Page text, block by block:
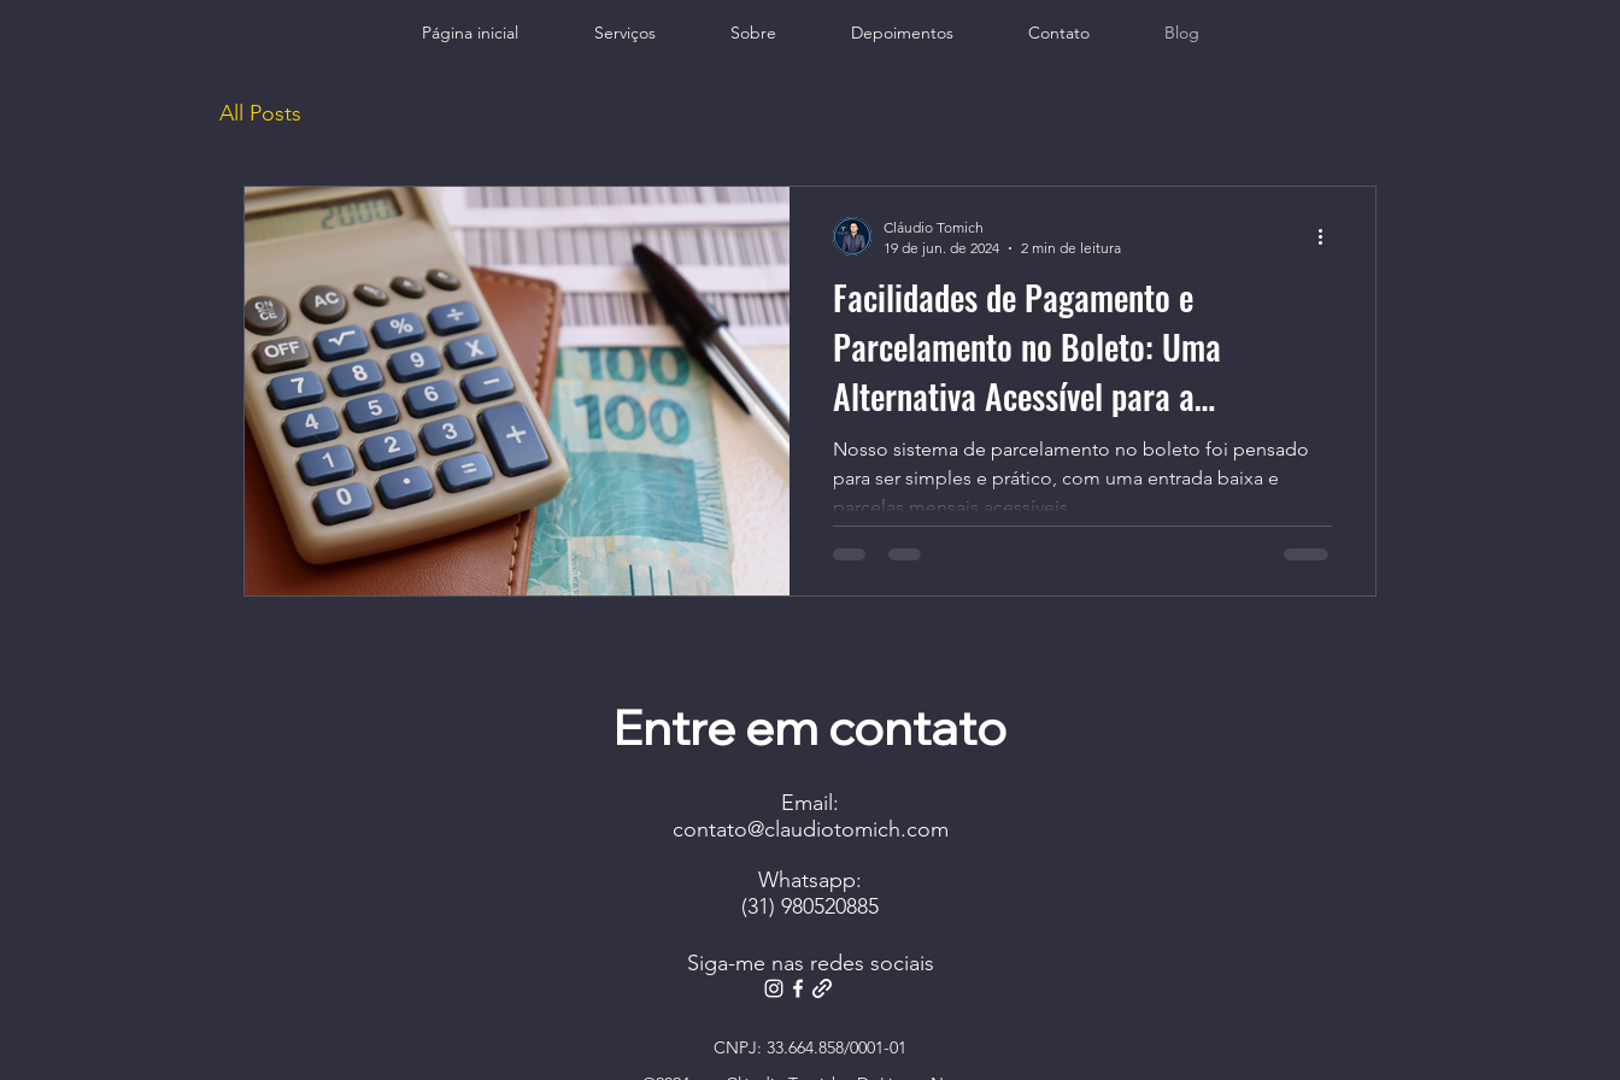
Página inicial Serviços Sobre Depoimentos Contato Blog
All Posts
Facilidades de Pagamento e
Parcelamento no Boleto: Uma
Alternativa Acessível para a
Restauração de Crédito(Limpa Nome)
Nosso sistema de parcelamento no boleto foi pensado
para ser simples e prático, com uma entrada baixa e
parcelas mensais acessíveis.
Cláudio Tomich
19 de jun. de 2024
2 min de leitura
Entre em contato
Email:
contato@claudiotomich.com
Whatsapp:
(31) 980520885
Siga-me nas redes sociais
CNPJ: 33.664.858/0001-01